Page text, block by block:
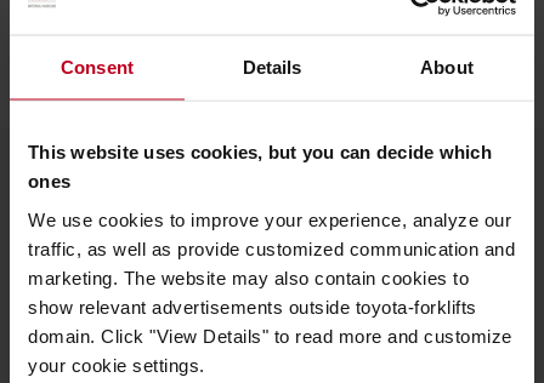
Consent Details About
This website uses cookies, but you can decide which
ones
We use cookies to improve your experience, analyze our
traffic, as well as provide customized communication and
marketing. The website may also contain cookies to
show relevant advertisements outside toyota-forklifts
domain. Click "View Details" to read more and customize
your cookie settings.
À propos de Toyota
Nous connaître
Choisir Toyota
Toyota Production System